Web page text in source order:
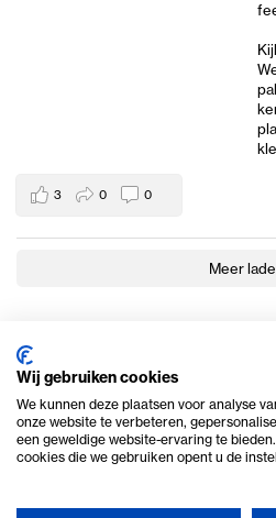
3 0 0
Meer
Wij gebruiken cookies
We kunnen deze plaatsen voor analyse
onze website te verbeteren,
een geweldige website-ervaring te
cookies die we gebruiken opent u de